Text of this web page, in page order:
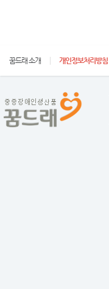
꿈드래 소개 개인정보처리방침